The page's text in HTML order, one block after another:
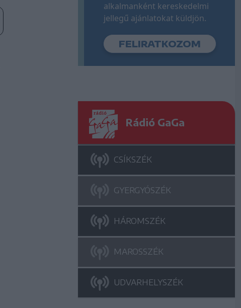
alkalmanként kereskedelmi
jellegű ajánlatokat küldjön.
Rádió GaGa
CSÍKSZÉK
GYERGYÓSZÉK
HÁROMSZÉK
MAROSSZÉK
UDVARHELYSZÉK